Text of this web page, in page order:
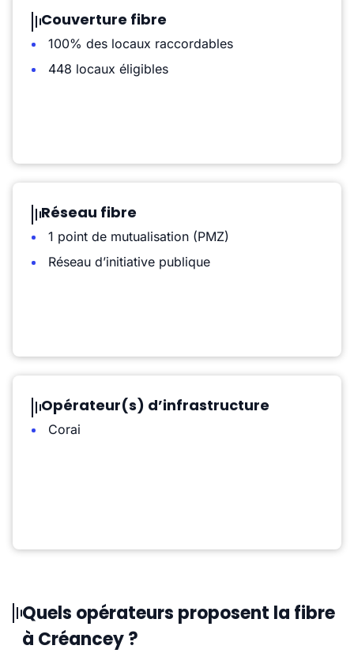
Couverture fibre
100% des locaux raccordables
448 locaux éligibles
Réseau fibre
1 point de mutualisation (PMZ)
Réseau d’initiative publique
Opérateur(s) d’infrastructure
Corai
Quels opérateurs proposent la fibre
à Créancey ?